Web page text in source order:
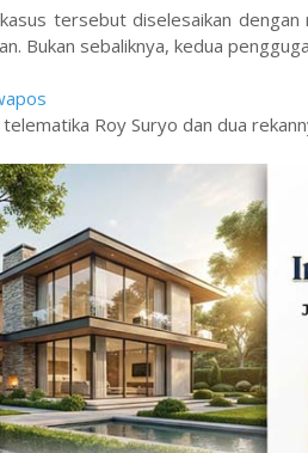
tersebut diselesaikan
Bukan sebaliknya, kedua
Roy Suryo dan dua